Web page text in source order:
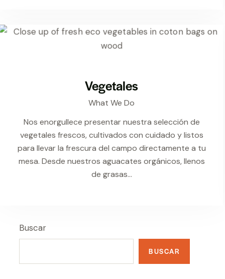
Vegetales
What We Do
Nos enorgullece presentar nuestra selección de
vegetales frescos, cultivados con cuidado y listos
para llevar la frescura del campo directamente a tu
mesa. Desde nuestros aguacates orgánicos, llenos
de grasas…
Buscar
BUSCAR